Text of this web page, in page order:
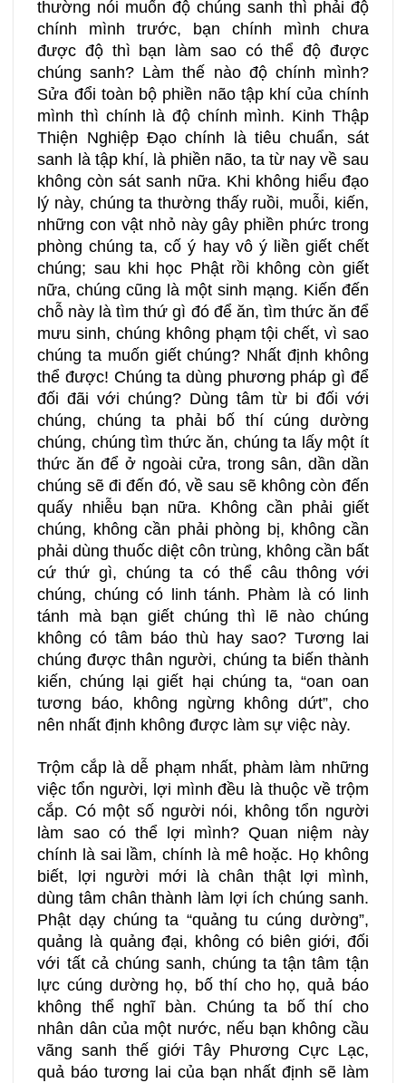
thường nói muốn độ chúng sanh thì phải độ
chính mình trước, bạn chính mình chưa
được độ thì bạn làm sao có thể độ được
chúng sanh? Làm thế nào độ chính mình?
Sửa đổi toàn bộ phiền não tập khí của chính
mình thì chính là độ chính mình. Kinh Thập
Thiện Nghiệp Đạo chính là tiêu chuẩn, sát
sanh là tập khí, là phiền não, ta từ nay về sau
không còn sát sanh nữa. Khi không hiểu đạo
lý này, chúng ta thường thấy ruồi, muỗi, kiến,
những con vật nhỏ này gây phiền phức trong
phòng chúng ta, cố ý hay vô ý liền giết chết
chúng; sau khi học Phật rồi không còn giết
nữa, chúng cũng là một sinh mạng. Kiến đến
chỗ này là tìm thứ gì đó để ăn, tìm thức ăn để
mưu sinh, chúng không phạm tội chết, vì sao
chúng ta muốn giết chúng? Nhất định không
thể được! Chúng ta dùng phương pháp gì để
đối đãi với chúng? Dùng tâm từ bi đối với
chúng, chúng ta phải bố thí cúng dường
chúng, chúng tìm thức ăn, chúng ta lấy một ít
thức ăn để ở ngoài cửa, trong sân, dần dần
chúng sẽ đi đến đó, về sau sẽ không còn đến
quấy nhiễu bạn nữa. Không cần phải giết
chúng, không cần phải phòng bị, không cần
phải dùng thuốc diệt côn trùng, không cần bất
cứ thứ gì, chúng ta có thể câu thông với
chúng, chúng có linh tánh. Phàm là có linh
tánh mà bạn giết chúng thì lẽ nào chúng
không có tâm báo thù hay sao? Tương lai
chúng được thân người, chúng ta biến thành
kiến, chúng lại giết hại chúng ta, “oan oan
tương báo, không ngừng không dứt”, cho
nên nhất định không được làm sự việc này.
Trộm cắp là dễ phạm nhất, phàm làm những
việc tổn người, lợi mình đều là thuộc về trộm
cắp. Có một số người nói, không tổn người
làm sao có thể lợi mình? Quan niệm này
chính là sai lầm, chính là mê hoặc. Họ không
biết, lợi người mới là chân thật lợi mình,
dùng tâm chân thành làm lợi ích chúng sanh.
Phật dạy chúng ta “quảng tu cúng dường”,
quảng là quảng đại, không có biên giới, đối
với tất cả chúng sanh, chúng ta tận tâm tận
lực cúng dường họ, bố thí cho họ, quả báo
không thể nghĩ bàn. Chúng ta bố thí cho
nhân dân của một nước, nếu bạn không cầu
vãng sanh thế giới Tây Phương Cực Lạc,
quả báo tương lai của bạn nhất định sẽ làm